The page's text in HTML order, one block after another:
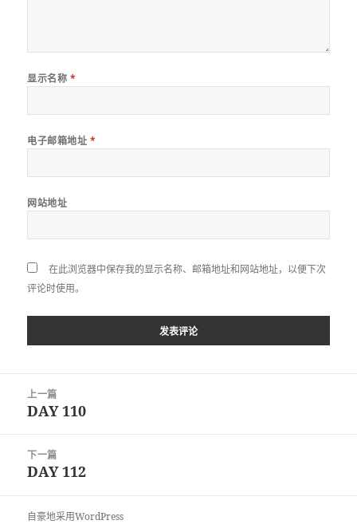
显示名称 *
电子邮箱地址 *
网站地址
在此浏览器中保存我的显示名称、邮箱地址和网站地址，以便下次
评论时使用。
上一篇
上
文
章：
DAY 110
下一篇
下
文
DAY 112
自豪地采用WordPress